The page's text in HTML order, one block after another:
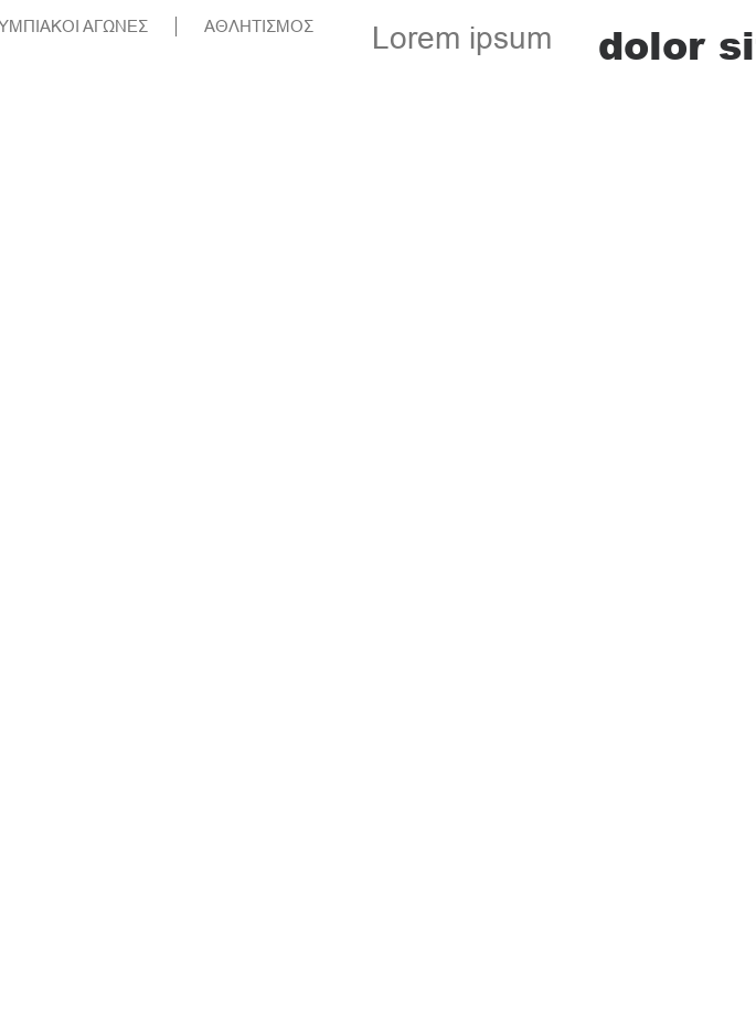
ΑΓΩΝΕΣ ΑΘΛΗΤΙΣΜΟΣ Lorem ipsum dolor